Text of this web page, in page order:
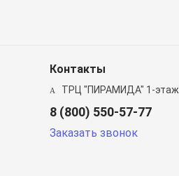
Контакты
ТРЦ "ПИРАМИДА" 1-этаж
8 (800) 550-57-77
Заказать звонок